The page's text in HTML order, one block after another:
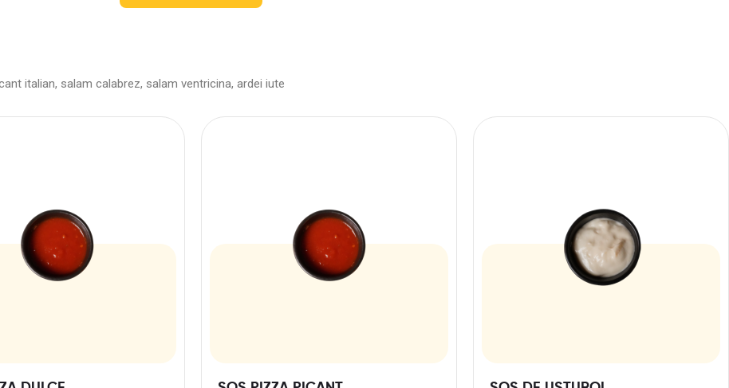
italian, salam calabrez, salam ventricina, ardei iute